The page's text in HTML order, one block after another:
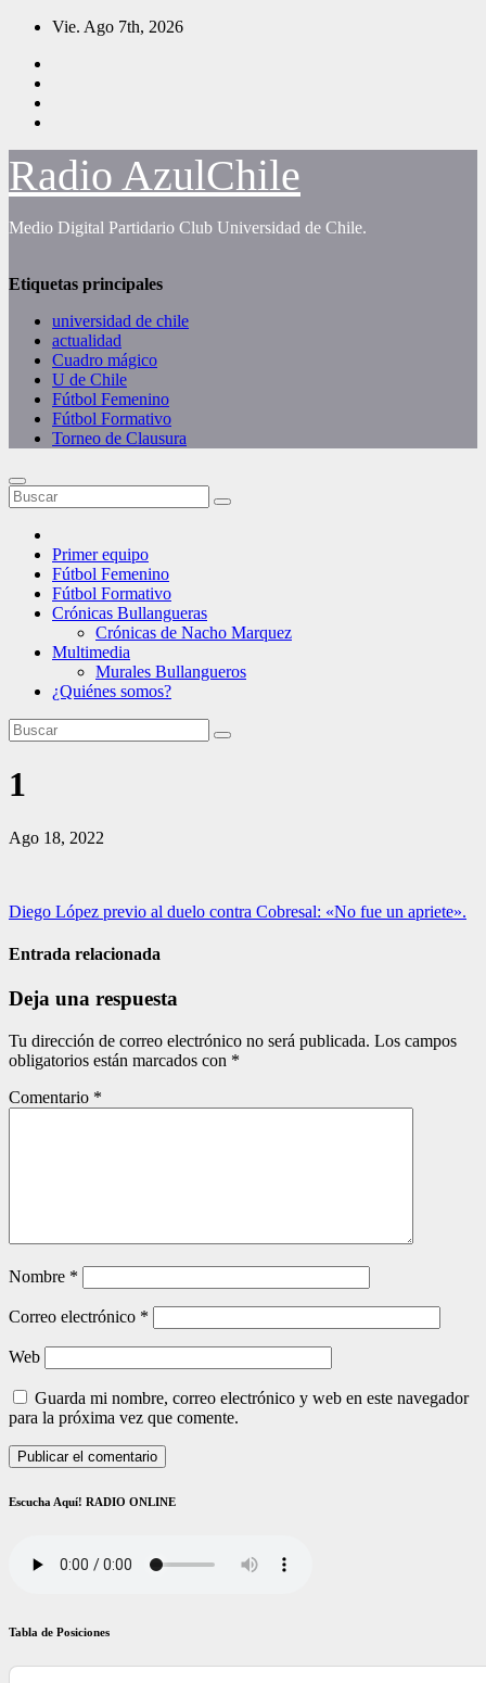
Saltar
contenido
Vie. Ago 7th, 2026
Radio AzulChile
Medio Digital Partidario Club Universidad de Chile.
Etiquetas principales
universidad de chile
actualidad
Cuadro mágico
U de Chile
Fútbol Femenino
Fútbol Formativo
Torneo de Clausura
Primer equipo
Fútbol Femenino
Fútbol Formativo
Crónicas Bullangueras
Crónicas de Nacho Marquez
Multimedia
Murales Bullangueros
¿Quiénes somos?
1
Ago 18, 2022
Navegación
de
Diego López previo al duelo contra Cobresal: «No fue un apriete».
Entrada relacionada
Deja una respuesta
Tu dirección de correo electrónico no será publicada. Los campos
obligatorios están marcados con *
Comentario *
Nombre *
Correo electrónico *
Web
Guarda mi nombre, correo electrónico y web en este navegador
para la próxima vez que comente.
Escucha Aquí! RADIO ONLINE
Tabla de Posiciones